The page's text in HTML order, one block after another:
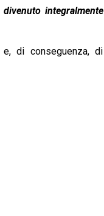
integralmente
di conseguenza, di